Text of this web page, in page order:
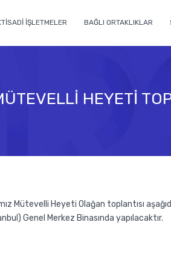
İŞLETMELER BAĞLI ORTAKLIKLAR
HEYETİ
Mütevelli Heyeti Olağan toplantısı
Genel Merkez Binasında yapılacaktır.